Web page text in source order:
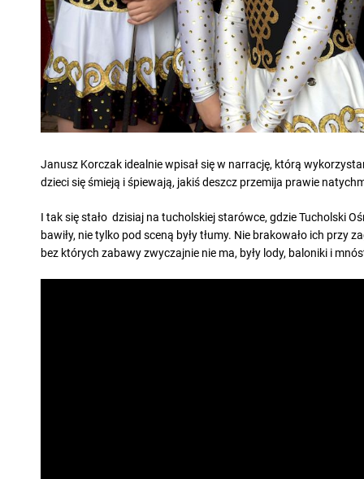
Janusz Korczak idealnie wpisał się w narrację, którą
dzieci się śmieją i śpiewają, jakiś deszcz przemija prawie
I tak się stało dzisiaj na tucholskiej starówce, gdzie Tucholski
bawiły, nie tylko pod sceną były tłumy. Nie brakowało ich
bez których zabawy zwyczajnie nie ma, były lody, baloniki i